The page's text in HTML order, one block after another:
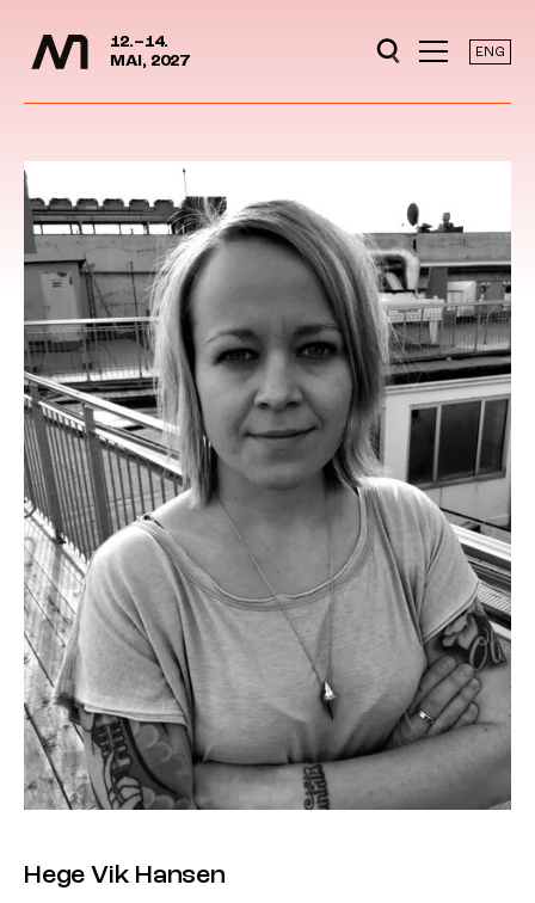
Hopp til hovedinnhold
12.–14.
MAI, 2027
ENG
Hege Vik Hansen